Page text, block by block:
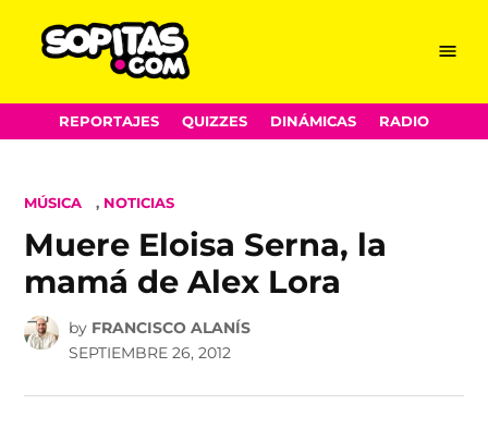
Skip
to
Menu
REPORTAJES QUIZZES DINÁMICAS RADIO
POSTED
MÚSICA , NOTICIAS
Muere Eloisa Serna, la
mamá de Alex Lora
by FRANCISCO ALANÍS
SEPTIEMBRE 26, 2012